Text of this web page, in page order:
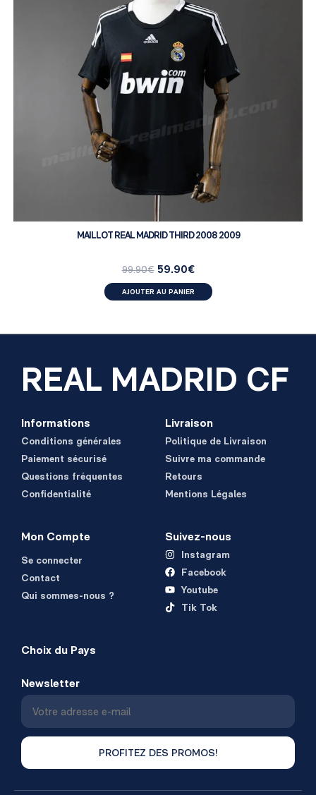
MAILLOT REAL MADRID THIRD 2008 2009
99.90€ 59.90€
AJOUTER AU PANIER
REAL MADRID CF
Informations
Conditions générales
Paiement sécurisé
Questions fréquentes
Confidentialité
Livraison
Politique de Livraison
Suivre ma commande
Retours
Mentions Légales
Mon Compte
Se connecter
Contact
Qui sommes-nous ?
Suivez-nous
Instagram
Facebook
Youtube
Tik Tok
Choix du Pays
Newsletter
PROFITEZ DES PROMOS!